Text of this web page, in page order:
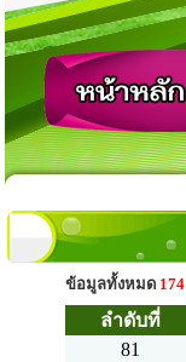
ข้อมูลทั้งหมด 174
ลำดับที่
81